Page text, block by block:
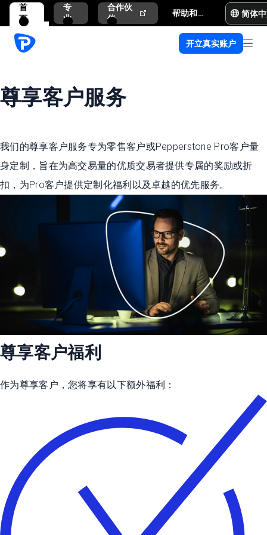
首
页
专
业
合作伙
伴
帮助和支持 简体
开立真实账户
尊享客户服务
我们的尊享客户服务专为零售客户或Pepperstone Pro客户量
身定制，旨在为高交易量的优质交易者提供专属的奖励或折
扣，为Pro客户提供定制化福利以及卓越的优先服务。
尊享客户福利
作为尊享客户，您将享有以下额外福利：